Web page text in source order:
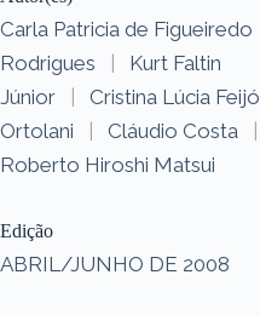
Carla Patricia de Figueiredo
Rodrigues
|
Kurt Faltin
Júnior
|
Cristina Lúcia Feijó
Ortolani
| Cláudio Costa
|
Roberto Hiroshi Matsui
Edição
ABRIL/JUNHO DE 2008